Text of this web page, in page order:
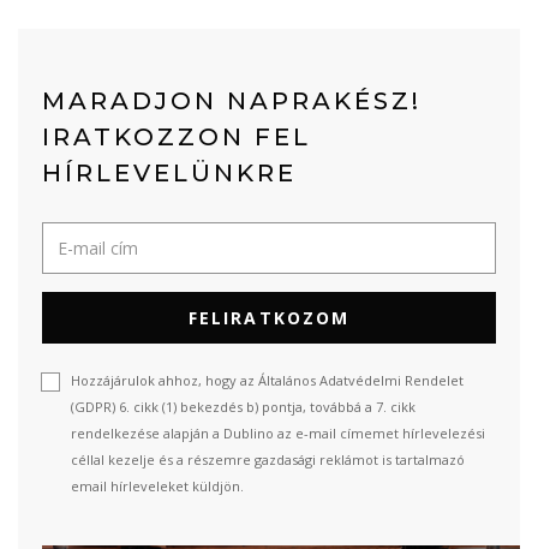
MARADJON NAPRAKÉSZ!
IRATKOZZON FEL
HÍRLEVELÜNKRE
FELIRATKOZOM
Hozzájárulok ahhoz, hogy az Általános Adatvédelmi Rendelet
(GDPR) 6. cikk (1) bekezdés b) pontja, továbbá a 7. cikk
rendelkezése alapján a Dublino az e-mail címemet hírlevelezési
céllal kezelje és a részemre gazdasági reklámot is tartalmazó
email hírleveleket küldjön.